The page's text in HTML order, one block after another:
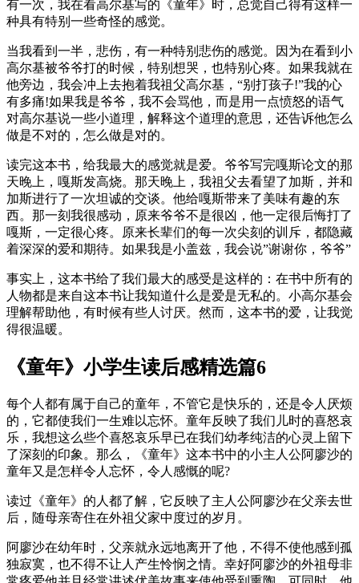
有一次，我在看高尔基写的《童年》时，总觉自己得有这样一
种具有特别一些奇怪的感觉。
当我看到一半，悲伤，有一种特别悲伤的感觉。因为在看到小
高尔基被爷爷打的时候，特别想哭，也特别心疼。如果我就在
他旁边，我会冲上去抱着我祖父高尔基，“别打孩子!”我的心
有多痛!如果我是爷爷，我不会骂他，而是用一点愤怒的语气
对高尔基说一些小道理，解释这个道理的意思，还告诉他怎么
做是不对的，怎么做是对的。
读完这本书，给我最大的感觉就是爱。爷爷写完嘎斯论文的那
天晚上，嘎斯发高烧。那天晚上，我祖父去看望了加斯，并和
加斯进行了一次坦诚的交谈。他给嘎斯带来了美味有趣的东
西。那一刻我很感动，原来爷爷不是很凶，他一定很后悔打了
嘎斯，一定很心疼。原来长辈们的每一次尖刻的训斥，都隐藏
着深深的爱和期待。如果我是小盖兹，我会说”谢谢你，爷爷”
事实上，这本书给了我们最大的感受是这样的：在书中所有的
人物都是来自这本书让我知道什么是爱是无私的。小高尔基会
理解帮助他，有时候有些人讨厌。然而，这本书的爱，让我觉
得很温暖。
《童年》小学生读后感精选篇6
每个人都有属于自己的童年，不管它是快乐的，还是令人厌烦
的，它都使我们一生难以忘怀。童年反映了我们儿时的喜怒哀
乐，我想这么些个喜怒哀乐早已在我们幼孝纯洁的心灵上留下
了深刻的印象。那么，《童年》这本书中的小主人公阿廖沙的
童年又是怎样令人忘怀，令人感慨的呢?
读过《童年》的人都了解，它反映了主人公阿廖沙在父亲去世
后，随母亲寄住在外祖父家中度过的岁月。
阿廖沙在幼年时，父亲就永远地离开了他，不得不使他感到孤
独寂寞，也不得不让人产生怜悯之情。幸好阿廖沙的外祖母非